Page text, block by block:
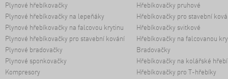
Plynové hřebíkovačky
Plynové hřebíkovačky na lepeňáky
Plynové hřebíkovačky na falcovou krytinu
Plynové hřebíkovačky pro stavební kování
Plynové bradovačky
Plynové sponkovačky
Kompresory
Hřebíkovačky pruhové
Hřebíkovačky pro stavební
Hřebíkovačky svitkové
Hřebíkovačky na falcovanou
Bradovačky
Hřebíkovačky na kolářské
Hřebíkovačky pro T-hřebíky